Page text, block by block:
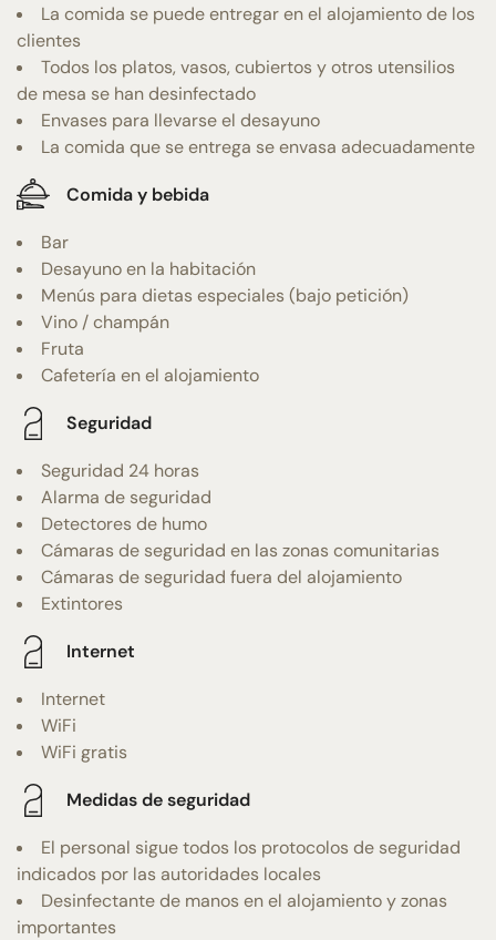
La comida se puede entregar en el alojamiento de los
clientes
Todos los platos, vasos, cubiertos y otros utensilios
de mesa se han desinfectado
Envases para llevarse el desayuno
La comida que se entrega se envasa adecuadamente
Comida y bebida
Bar
Desayuno en la habitación
Menús para dietas especiales (bajo petición)
Vino / champán
Fruta
Cafetería en el alojamiento
Seguridad
Seguridad 24 horas
Alarma de seguridad
Detectores de humo
Cámaras de seguridad en las zonas comunitarias
Cámaras de seguridad fuera del alojamiento
Extintores
Internet
Internet
WiFi
WiFi gratis
Medidas de seguridad
El personal sigue todos los protocolos de seguridad
indicados por las autoridades locales
Desinfectante de manos en el alojamiento y zonas
importantes